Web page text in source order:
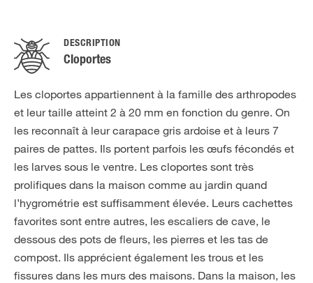
DESCRIPTION
Cloportes
Les cloportes appartiennent à la famille des arthropodes
et leur taille atteint 2 à 20 mm en fonction du genre. On
les reconnaît à leur carapace gris ardoise et à leurs 7
paires de pattes. Ils portent parfois les œufs fécondés et
les larves sous le ventre. Les cloportes sont très
prolifiques dans la maison comme au jardin quand
l’hygrométrie est suffisamment élevée. Leurs cachettes
favorites sont entre autres, les escaliers de cave, le
dessous des pots de fleurs, les pierres et les tas de
compost. Ils apprécient également les trous et les
fissures dans les murs des maisons. Dans la maison, les